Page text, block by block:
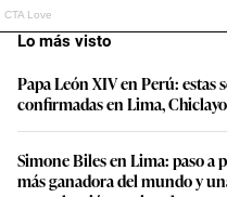
Lo más visto
Papa León XIV en Perú: estas
confirmadas en Lima,
Simone Biles en Lima: paso a
más ganadora del mundo y